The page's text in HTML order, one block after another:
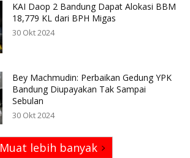
KAI Daop 2 Bandung Dapat Alokasi BBM
18,779 KL dari BPH Migas
30 Okt 2024
Bey Machmudin: Perbaikan Gedung YPK
Bandung Diupayakan Tak Sampai
Sebulan
30 Okt 2024
Muat lebih banyak